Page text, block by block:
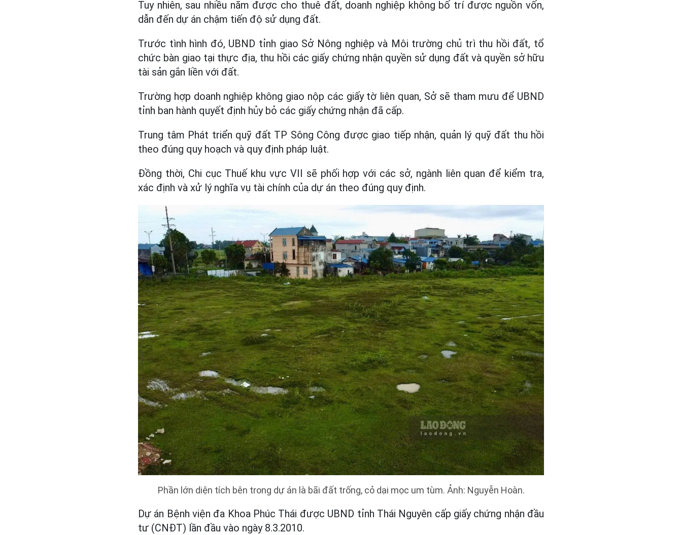
Tuy nhiên, sau nhiều năm được cho thuê đất, doanh nghiệp không bố trí được nguồn vốn,
dẫn đến dự án chậm tiến độ sử dụng đất.
Trước tình hình đó, UBND tỉnh giao Sở Nông nghiệp và Môi trường chủ trì thu hồi đất, tổ
chức bàn giao tại thực địa, thu hồi các giấy chứng nhận quyền sử dụng đất và quyền sở hữu
tài sản gắn liền với đất.
Trường hợp doanh nghiệp không giao nộp các giấy tờ liên quan, Sở sẽ tham mưu để UBND
tỉnh ban hành quyết định hủy bỏ các giấy chứng nhận đã cấp.
Trung tâm Phát triển quỹ đất TP Sông Công được giao tiếp nhận, quản lý quỹ đất thu hồi
theo đúng quy hoạch và quy định pháp luật.
Đồng thời, Chi cục Thuế khu vực VII sẽ phối hợp với các sở, ngành liên quan để kiểm tra,
xác định và xử lý nghĩa vụ tài chính của dự án theo đúng quy định.
Phần lớn diện tích bên trong dự án là bãi đất trống, cỏ dại mọc um tùm. Ảnh: Nguyễn Hoàn.
Dự án Bệnh viện đa Khoa Phúc Thái được UBND tỉnh Thái Nguyên cấp giấy chứng nhận đầu
tư (CNĐT) lần đầu vào ngày 8.3.2010.